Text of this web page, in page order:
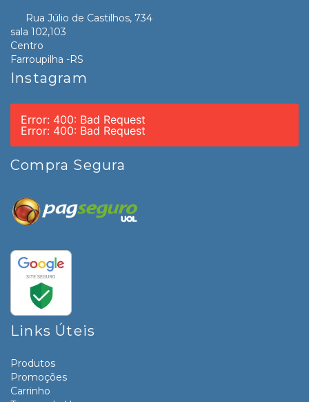
Rua Júlio de Castilhos, 734
sala 102,103
Centro
Farroupilha -RS
Instagram
Error: 400: Bad Request
Error: 400: Bad Request
Compra Segura
Links Úteis
Produtos
Promoções
Carrinho